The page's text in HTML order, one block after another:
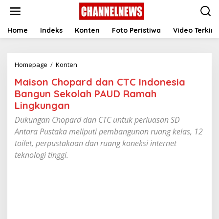
t
Home Indeks Konten Foto Peristiwa Video Terkini
Homepage / Konten
i
s
o
C
o
p
Maison Chopard dan CTC Indonesia
Bangun Sekolah PAUD Ramah
Lingkungan
Dukungan Chopard dan CTC untuk perluasan SD
Antara Pustaka meliputi pembangunan ruang kelas, 12
toilet, perpustakaan dan ruang koneksi internet
teknologi tinggi.